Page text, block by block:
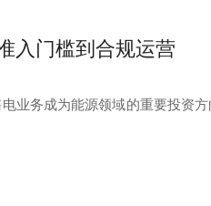
入门槛到合规运营
业务成为能源领域的重要投资